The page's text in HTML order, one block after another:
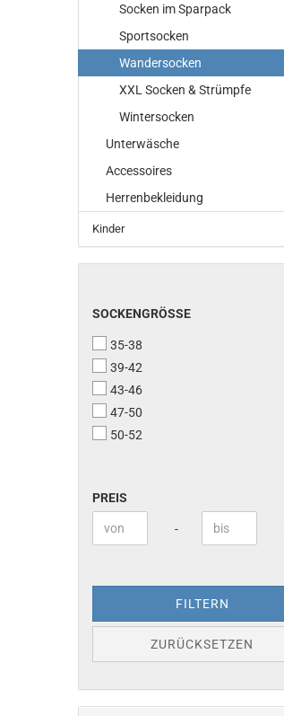
Socken im Sparpack
Sportsocken
Wandersocken
XXL Socken & Strümpfe
Wintersocken
Unterwäsche
Accessoires
Herrenbekleidung
Kinder
SOCKENGRÖSSE
SOCKENGRÖSSE
35-38
39-42
43-46
47-50
50-52
PREIS
Preis bis -
FILTERN
ZURÜCKSETZEN